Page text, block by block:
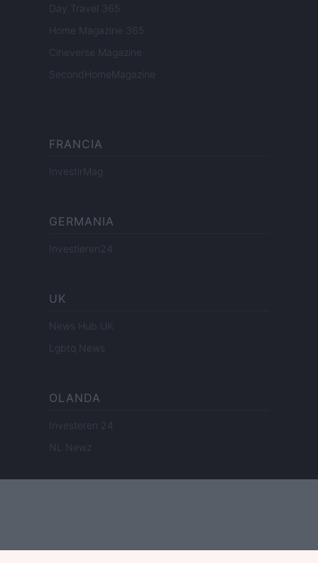
Day Travel 365
Home Magazine 365
Cineverse Magazine
SecondHomeMagazine
FRANCIA
InvestirMag
GERMANIA
Investieren24
UK
News Hub UK
Lgbtq News
OLANDA
Investeren 24
NL Newz